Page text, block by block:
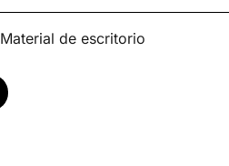
Material de escritorio